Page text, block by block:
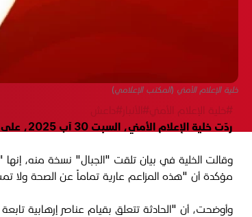
خلية الإعلام الأمني (المكتب الإعلامي)
#خلية الإعلام الأمني#الأنبار #داعش
ردّت خلية الإعلام الأمني، السبت 30 آب 2025، على الأنباء المتداولة حول "استهداف" عنصر أمني من قبل "داعش".
وقالت الخلية في بيان تلقت "الجبال" نسخة منه، إنها
مؤكدة أن "هذه المزاعم عارية تماماً عن الصحة ولا
وأوضحت، أن "الحادثة تتعلق بقيام عناصر إرهابية